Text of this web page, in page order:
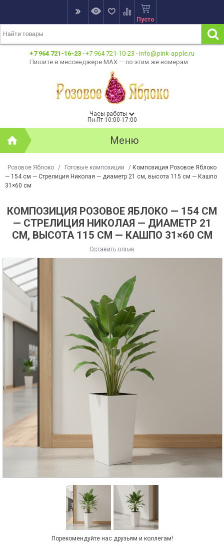
Пусто
+7 964 721-16-23 · +7 964 721-10-23 · info@pink-apple.ru
Пишите в мессенджере MAX — по этим же номерам
Часы работы
Пн-Пт 10:00-17:00
Меню
Розовое Яблоко / Готовые композиции / Композиция Розовое Яблоко
— 154 см — Стрелиция Николая — диаметр 21 см, высота 115 см — Кашпо
31×60 см
КОМПОЗИЦИЯ РОЗОВОЕ ЯБЛОКО — 154 СМ
— СТРЕЛИЦИЯ НИКОЛАЯ — ДИАМЕТР 21
СМ, ВЫСОТА 115 СМ — КАШПО 31×60 СМ
Оставить отзыв
Порекомендуйте нас друзьям и коллегам!